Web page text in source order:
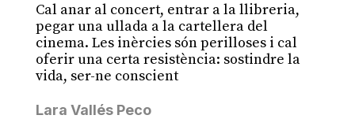
Cal anar al concert, entrar a la llibreria,
pegar una ullada a la cartellera del
cinema. Les inèrcies són perilloses i cal
oferir una certa resistència: sostindre la
vida, ser-ne conscient
Lara Vallés Peco